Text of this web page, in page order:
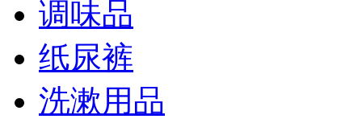
调味品
纸尿裤
洗漱用品